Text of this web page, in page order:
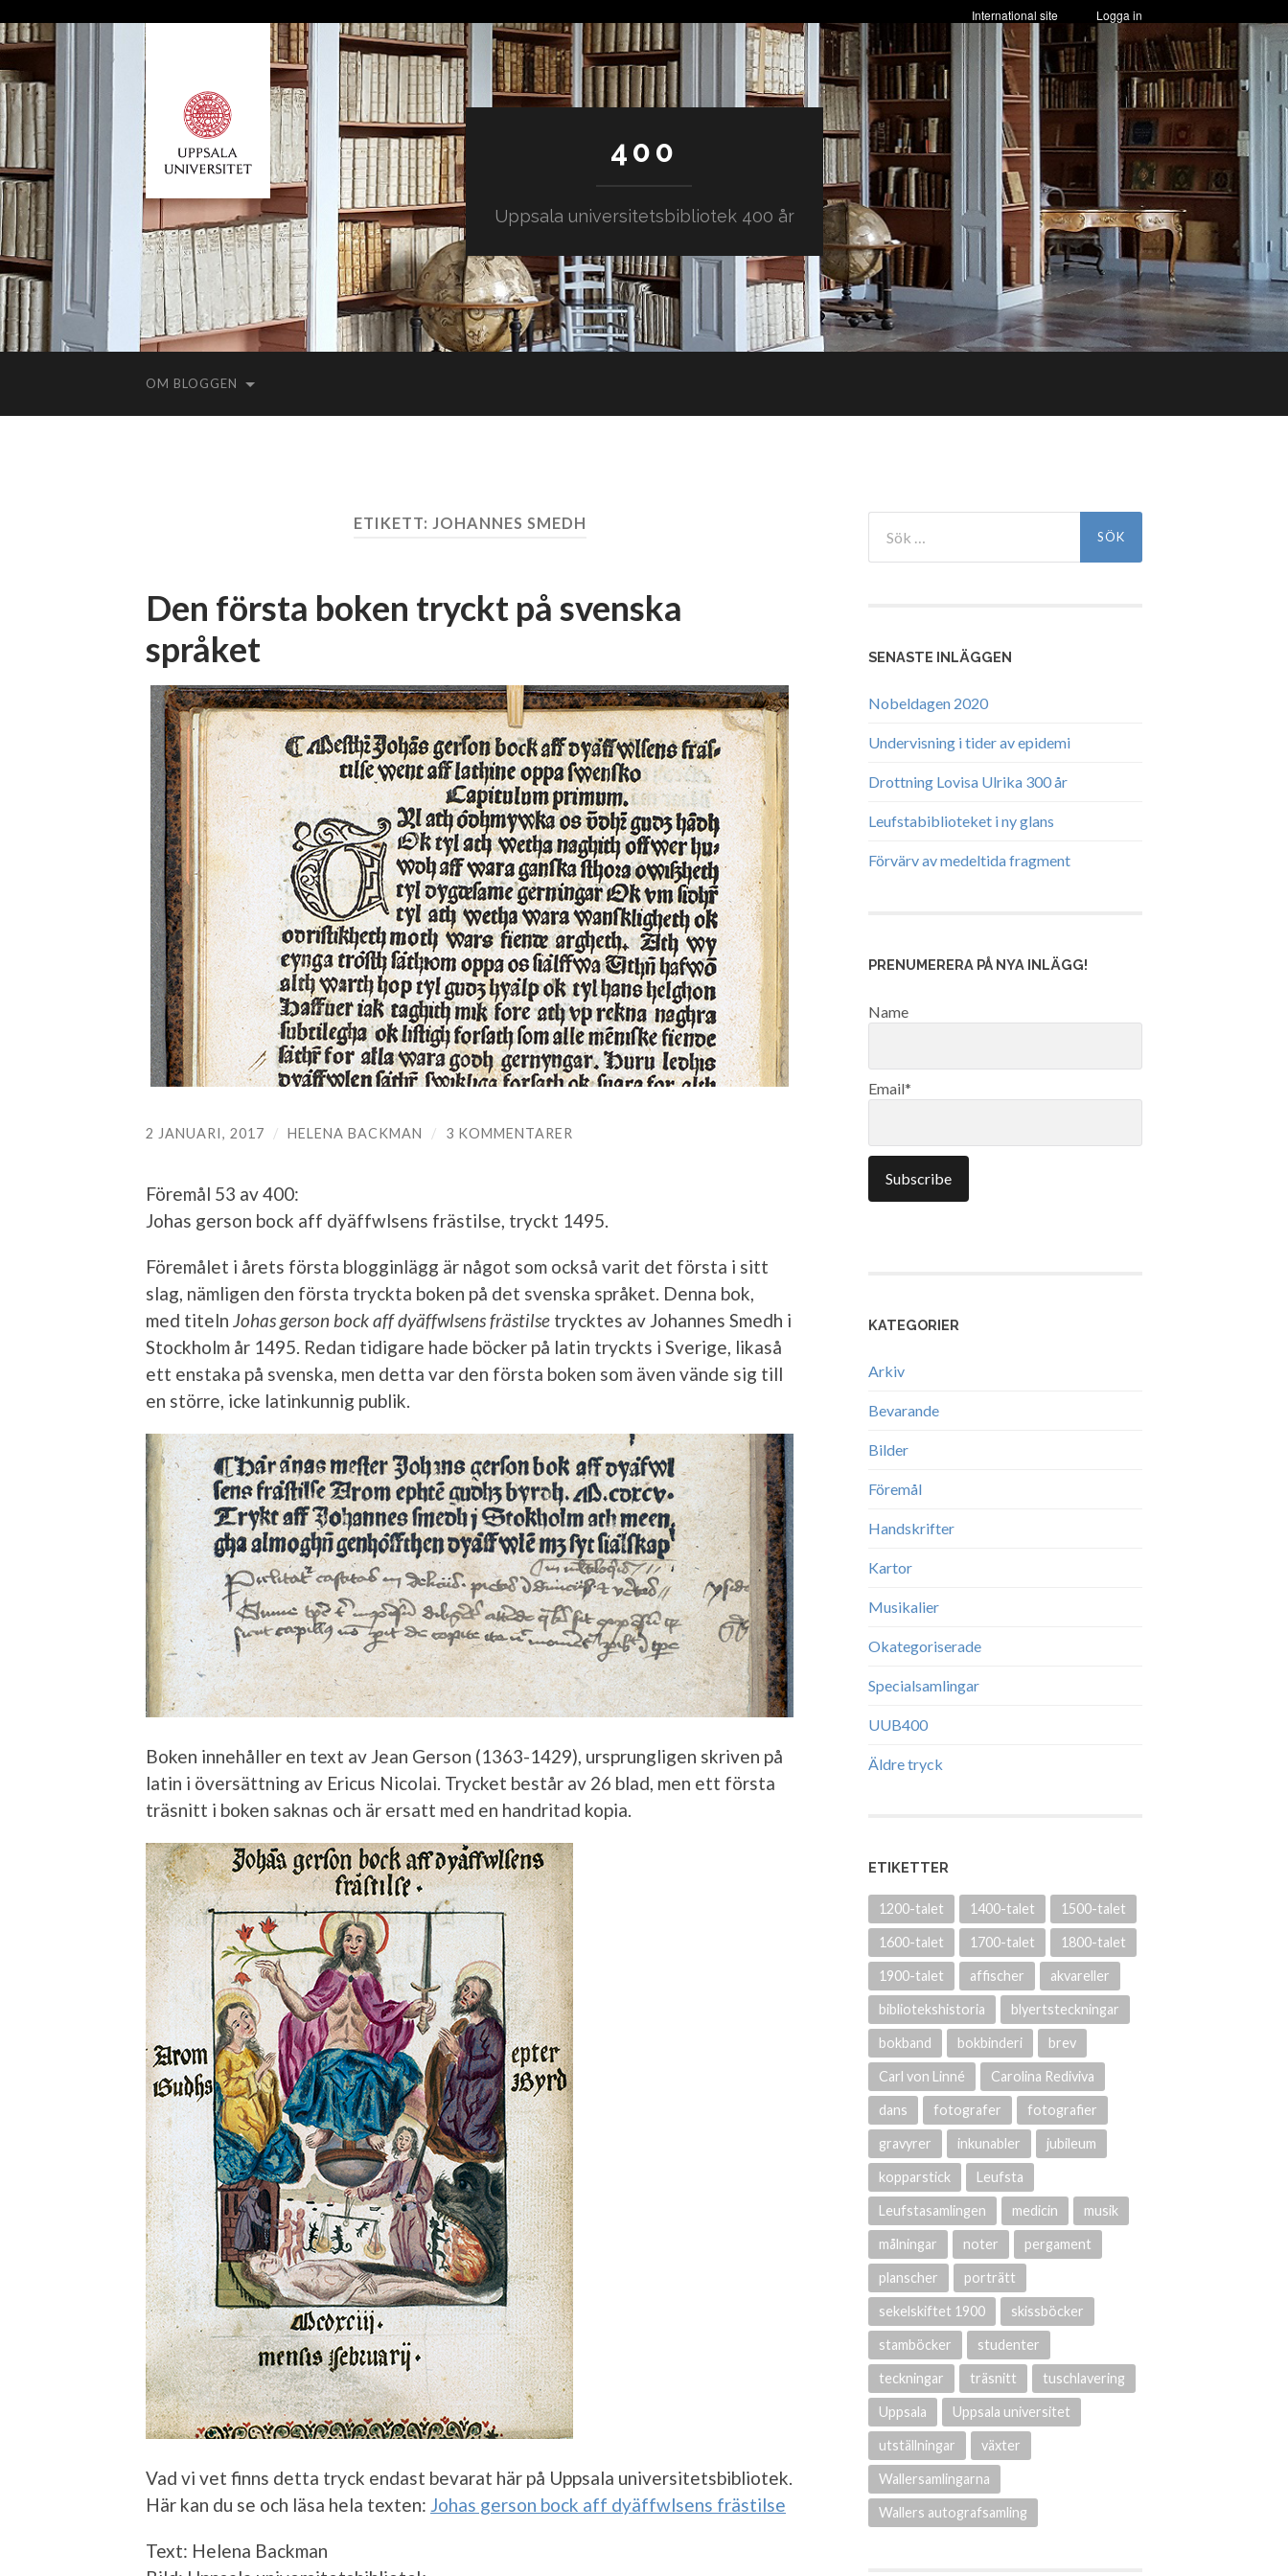
Logga in
International site
400
Uppsala universitetsbibliotek 400 år
OM BLOGGEN
ETIKETT: JOHANNES SMEDH
Den första boken tryckt på svenska
språket
2 JANUARI, 2017 / HELENA BACKMAN / 3 KOMMENTARER
Föremål 53 av 400:
Johas gerson bock aff dyäffwlsens frästilse, tryckt 1495.
Föremålet i årets första blogginlägg är något som också varit det första i sitt
slag, nämligen den första tryckta boken på det svenska språket. Denna bok,
med titeln Johas gerson bock aff dyäffwlsens frästilse trycktes av Johannes Smedh i
Stockholm år 1495. Redan tidigare hade böcker på latin tryckts i Sverige, likaså
ett enstaka på svenska, men detta var den första boken som även vände sig till
en större, icke latinkunnig publik.
Boken innehåller en text av Jean Gerson (1363-1429), ursprungligen skriven på
latin i översättning av Ericus Nicolai. Trycket består av 26 blad, men ett första
träsnitt i boken saknas och är ersatt med en handritad kopia.
Vad vi vet finns detta tryck endast bevarat här på Uppsala universitetsbibliotek.
Här kan du se och läsa hela texten: Johas gerson bock aff dyäffwlsens frästilse
Text: Helena Backman
efter:
SENASTE INLÄGGEN
Nobeldagen 2020
Undervisning i tider av epidemi
Drottning Lovisa Ulrika 300 år
Leufstabiblioteket i ny glans
Förvärv av medeltida fragment
PRENUMERERA PÅ NYA INLÄGG!
Name
Email*
KATEGORIER
Arkiv
Bevarande
Bilder
Föremål
Handskrifter
Kartor
Musikalier
Okategoriserade
Specialsamlingar
UUB400
Äldre tryck
ETIKETTER
1200-talet 1400-talet 1500-talet
1600-talet 1700-talet 1800-talet
1900-talet affischer akvareller
bibliotekshistoria blyertsteckningar
bokband bokbinderi brev
Carl von Linné Carolina Rediviva
dans fotografer fotografier
gravyrer inkunabler jubileum
kopparstick Leufsta
Leufstasamlingen medicin musik
målningar noter pergament
planscher porträtt
sekelskiftet 1900 skissböcker
stamböcker studenter
teckningar träsnitt tuschlavering
Uppsala Uppsala universitet
utställningar växter
Wallersamlingarna
Wallers autografsamling